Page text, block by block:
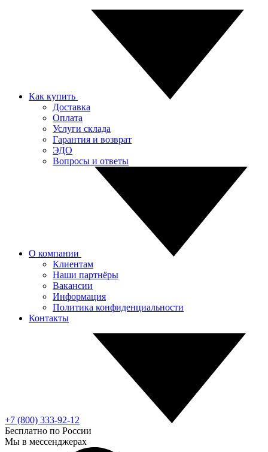
Как купить
Доставка
Оплата
Услуги склада
Гарантия и возврат
ЭДО
Вопросы и ответы
О компании
Клиентам
Наши партнёры
Вакансии
Информация
Политика конфиденциальности
Контакты
+7 (800) 333-92-12
Бесплатно по России
Мы в мессенджерах